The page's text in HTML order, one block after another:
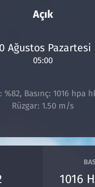
Açık
Ağustos Pazartesi
05:00
%82, Basınç: 1016 hpa
Rüzgar: 1.50 m/s
1016